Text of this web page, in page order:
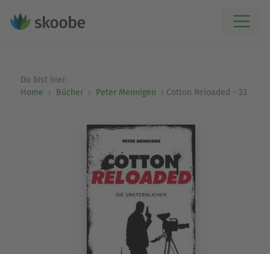
Du bist hier:
Home
Bücher Peter Mennigen Cotton Reloaded - 23